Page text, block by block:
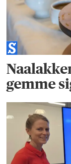
gemme